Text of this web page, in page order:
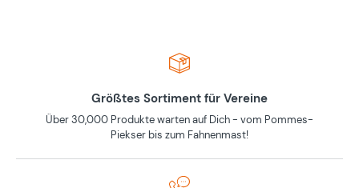
Größtes Sortiment für Vereine
Über 30,000 Produkte warten auf Dich - vom Pommes-
Piekser bis zum Fahnenmast!